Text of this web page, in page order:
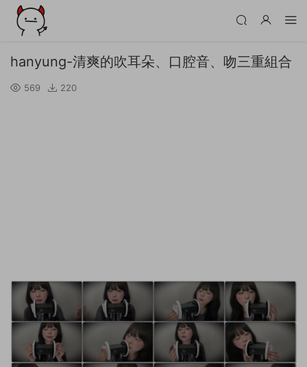
hanyung-清爽的吹耳朵、口腔音、吻三重組合
569 220